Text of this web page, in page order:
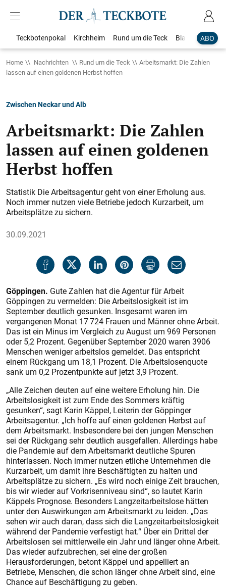
ABO
Teckbotenpokal Kirchheim Rund um die Teck Blaulicht
Home Nachrichten Rund um die Teck
Arbeitsmarkt: Die Zahlen
lassen auf einen goldenen Herbst hoffen
Zwischen Neckar und Alb
Arbeitsmarkt: Die Zahlen
lassen auf einen goldenen
Herbst hoffen
Statistik Die Arbeitsagentur geht von einer Erholung aus.
Noch immer nutzen viele Betriebe jedoch Kurzarbeit, um
Arbeitsplätze zu sichern.
30.09.2021
Göppingen. Gute Zahlen hat die Agentur für Arbeit
Göppingen zu vermelden: Die Arbeitslosigkeit ist im
September deutlich gesunken. Insgesamt waren im
vergangenen Monat 17 724 Frauen und Männer ohne Arbeit.
Das ist ein Minus im Vergleich zu August um 969 Personen
oder 5,2 Prozent. Gegenüber September 2020 waren 3906
Menschen weniger arbeitslos gemeldet. Das entspricht
einem Rückgang um 18,1 Prozent. Die Arbeitslosenquote
sank um 0,2 Prozentpunkte auf jetzt 3,9 Prozent.
„Alle Zeichen deuten auf eine weitere Erholung hin. Die
Arbeitslosigkeit ist zum Ende des Sommers kräftig
gesunken“, sagt Karin Käppel, Leiterin der Göppinger
Arbeitsagentur. „Ich hoffe auf einen goldenen Herbst auf
dem Arbeitsmarkt. Insbesondere bei den jungen Menschen
sei der Rückgang sehr deutlich ausgefallen. Allerdings habe
die Pandemie auf dem Arbeitsmarkt deutliche Spuren
hinterlassen. Noch immer nutzen etliche Unternehmen die
Kurzarbeit, um damit ihre Beschäftigten zu halten und
Arbeitsplätze zu sichern. „Es wird noch einige Zeit brauchen,
bis wir wieder auf Vorkrisenniveau sind“, so lautet Karin
Käppels Prognose. Besonders Langzeitarbeitslose hätten
unter den Auswirkungen am Arbeitsmarkt zu leiden. „Das
sehen wir auch daran, dass sich die Langzeitarbeitslosigkeit
während der Pandemie verfestigt hat.“ Über ein Drittel der
Arbeitslosen sei mittlerweile ein Jahr und länger ohne Arbeit.
Das wieder aufzubrechen, sei eine der großen
Herausforderungen, betont Käppel und appelliert an
Betriebe, Menschen, die schon länger ohne Arbeit sind, eine
Chance auf Beschäftigung zu geben.